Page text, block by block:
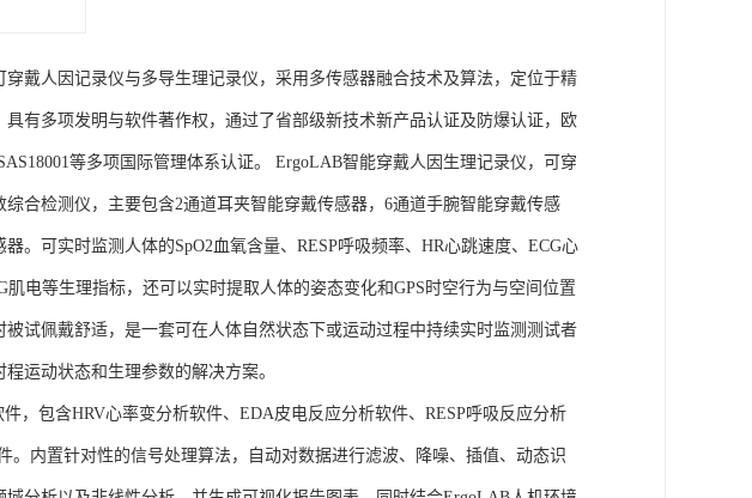
戴人因记录仪与多导生理记录仪，采用多传感器融合技术及算法，定位于精
有多项发明与软件著作权，通过了省部级新技术新产品认证及防爆认证，欧
等多项国际管理体系认证。 ErgoLAB智能穿戴人因生理记录仪，可穿
合检测仪，主要包含2通道耳夹智能穿戴传感器，6通道手腕智能穿戴传感
。可实时监测人体的SpO2血氧含量、RESP呼吸频率、HR心跳速度、ECG心
电等生理指标，还可以实时提取人体的姿态变化和GPS时空行为与空间位置
试佩戴舒适，是一套可在人体自然状态下或运动过程中持续实时监测测试者
运动状态和生理参数的解决方案。
，包含HRV心率变分析软件、EDA皮电反应分析软件、RESP呼吸反应分析
。内置针对性的信号处理算法，自动对数据进行滤波、降噪、插值、动态识